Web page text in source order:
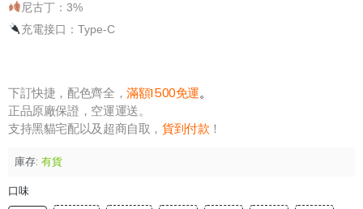
尼古丁：3%
充電接口：Type-C
下訂快捷，配色齊全，滿額1500免運。
正品原廠保證，空運運送。
支持黑貓宅配以及超商自取，貨到付款 ！
庫存: 有貨
口味